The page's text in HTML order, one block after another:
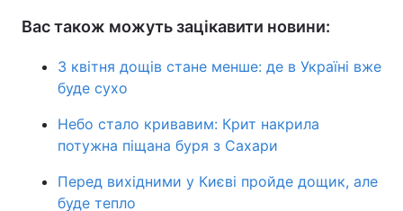
Вас також можуть зацікавити новини:
3 квітня дощів стане менше: де в Україні вже
буде сухо
Небо стало кривавим: Крит накрила
потужна піщана буря з Сахари
Перед вихідними у Києві пройде дощик, але
буде тепло